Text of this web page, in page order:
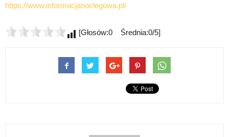
https://www.informacjanoclegowa.pl/
[Głosów:0 Średnia:0/5]